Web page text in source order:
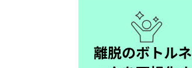
離脱のボトルネ